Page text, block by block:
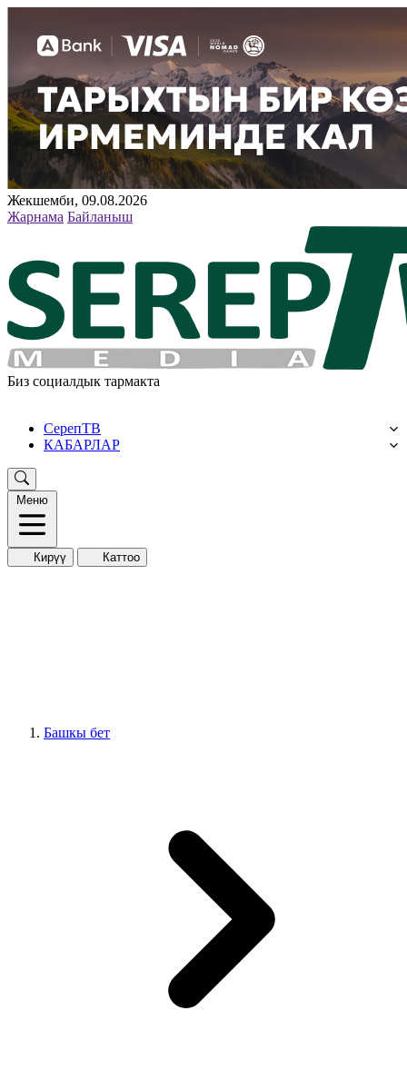
Жекшемби, 09.08.2026
Жарнама Байланыш
Биз социалдык тармакта
СерепТВ
КАБАРЛАР
Меню
Кирүү Каттоо
Башкы бет